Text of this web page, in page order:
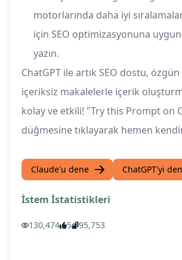
motorlarında daha iyi
için SEO optimizasyonuna
yazın.
ChatGPT ile artık SEO dostu,
içeriksiz makalelerle içerik
kolay ve etkili! "Try this Prompt on
düğmesine tıklayarak hemen
Claude'u dene ChatGPT'yi
İstem İstatistikleri
130,474 5 95,753